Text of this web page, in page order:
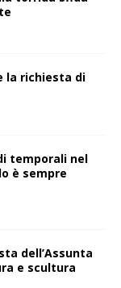
la richiesta di
temporali nel
è sempre
dell’Assunta
e scultura